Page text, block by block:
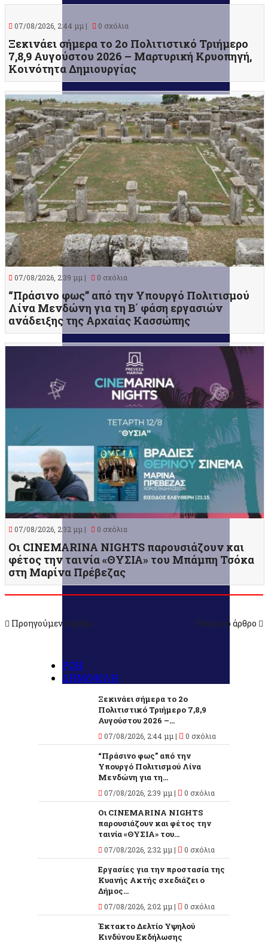
07/08/2026, 2:44 μμ | 0 σχόλια
Ξεκινάει σήμερα το 2ο Πολιτιστικό Τριήμερο
7,8,9 Αυγούστου 2026 – Μαρτυρική Κρυοπηγή,
Κοινότητα Δημιουργίας
07/08/2026, 2:39 μμ | 0 σχόλια
“Πράσινο φως” από την Υπουργό Πολιτισμού
Λίνα Μενδώνη για τη Β΄ φάση εργασιών
ανάδειξης της Αρχαίας Κασσώπης
07/08/2026, 2:32 μμ | 0 σχόλια
Οι CINEMARINA NIGHTS παρουσιάζουν και
φέτος την ταινία «ΘΥΣΙΑ» του Μπάμπη Τσόκα
στη Μαρίνα Πρέβεζας
Προηγούμενο άρθρο Επόμενο άρθρο
ΡΟΗ
ΔΗΜΟΦΙΛΗ
Ξεκινάει σήμερα το 2ο
Πολιτιστικό Τριήμερο 7,8,9
Αυγούστου 2026 –...
07/08/2026, 2:44 μμ | 0 σχόλια
“Πράσινο φως” από την
Υπουργό Πολιτισμού Λίνα
Μενδώνη για τη...
07/08/2026, 2:39 μμ | 0 σχόλια
Οι CINEMARINA NIGHTS
παρουσιάζουν και φέτος την
ταινία «ΘΥΣΙΑ» του...
07/08/2026, 2:32 μμ | 0 σχόλια
Εργασίες για την προστασία της
Κυανής Ακτής σχεδιάζει ο
Δήμος...
07/08/2026, 2:02 μμ | 0 σχόλια
Έκτακτο Δελτίο Υψηλού
Κινδύνου Εκδήλωσης